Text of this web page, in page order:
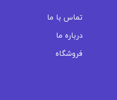
تماس با ما
درباره ما
فروشگاه